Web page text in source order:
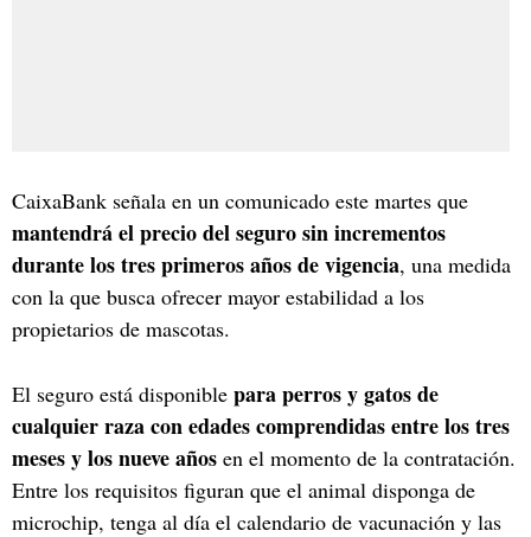
CaixaBank señala en un comunicado este martes que
mantendrá el precio del seguro sin incrementos
durante los tres primeros años de vigencia, una medida
con la que busca ofrecer mayor estabilidad a los
propietarios de mascotas.
El seguro está disponible para perros y gatos de
cualquier raza con edades comprendidas entre los tres
meses y los nueve años en el momento de la contratación.
Entre los requisitos figuran que el animal disponga de
microchip, tenga al día el calendario de vacunación y las